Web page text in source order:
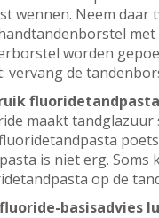
wennen. Neem daar
worden
vervang de
fluoridetandpasta
maakt
is niet erg.
op de
basisadvies